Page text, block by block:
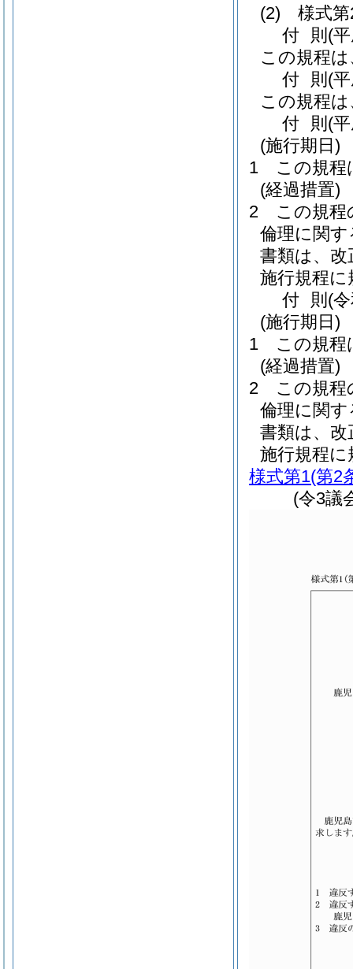
(2)
様式
付 則 (
この規程
付 則 (
この規程
付 則 (
(施行期日)
1
この規程
(経過措置)
2
この規程
倫理に関
書類は、改
施行規程
付 則 (
(施行期日)
1
この規程
(経過措置)
2
この規程
倫理に関
書類は、改
施行規程
様式第1(第2
(令3議